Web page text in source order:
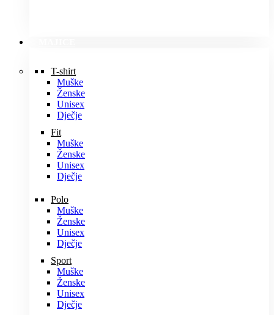
T-shirt
Muške
Ženske
Unisex
Dječje
Fit
Muške
Ženske
Unisex
Dječje
Polo
Muške
Ženske
Unisex
Dječje
Sport
Muške
Ženske
Unisex
Dječje